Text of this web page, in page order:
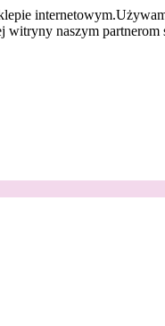
internetowym.
naszym